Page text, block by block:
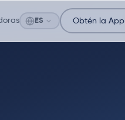
ES Obtén la App